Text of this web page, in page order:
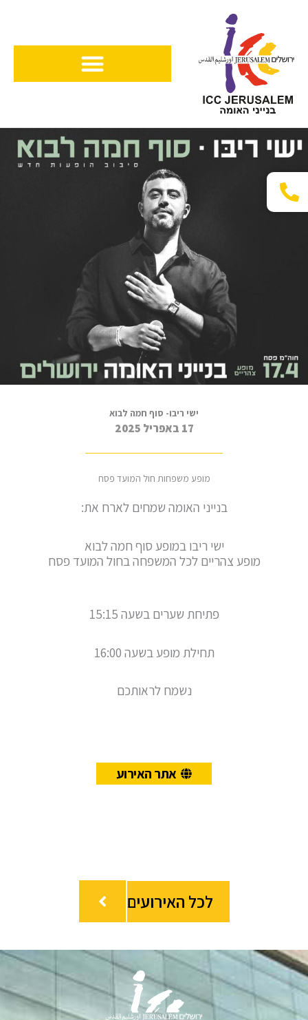
ישי ריבו- סוף חמה לבוא
17 באפריל 2025
מופע משפחות חול המועד פסח
בנייני האומה שמחים לארח את:
ישי ריבו במופע סוף חמה לבוא
מופע צהריים לכל המשפחה בחול המועד פסח
פתיחת שערים בשעה 15:15
תחילת מופע בשעה 16:00
נשמח לראותכם
אתר האירוע
לכל האירועים